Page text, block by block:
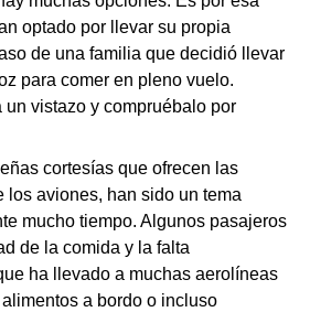
optado por llevar su propia
de una familia que decidió llevar
para comer en pleno vuelo.
un vistazo y compruébalo por
cortesías que ofrecen las
los aviones, han sido un tema
mucho tiempo. Algunos pasajeros
de la comida y la falta
ha llevado a muchas aerolíneas
a bordo o incluso